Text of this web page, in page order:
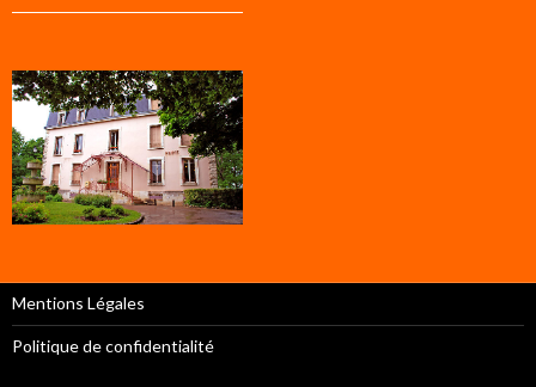
Mentions Légales
Politique de confidentialité